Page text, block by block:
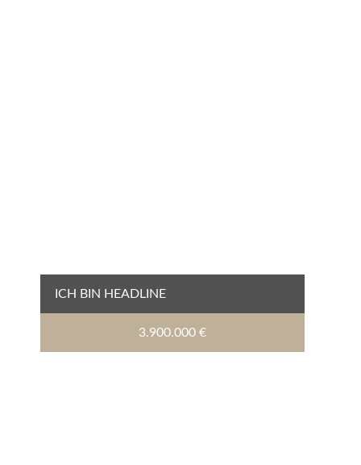
ICH BIN HEADLINE
3.900.000 €